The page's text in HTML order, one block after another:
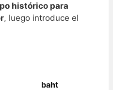
histórico para
, luego introduce el
baht